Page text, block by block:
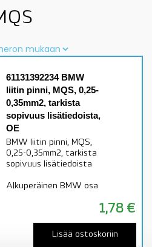
61131392234 BMW
liitin pinni, MQS, 0,25-
0,35mm2, tarkista
sopivuus lisätiedoista,
OE
BMW liitin pinni, MQS,
0,25-0,35mm2, tarkista
sopivuus lisätiedoista
Alkuperäinen BMW osa
1,78 €
Lisää ostoskoriin